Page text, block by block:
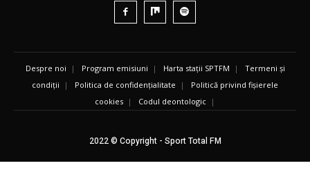
Despre noi | Program emisiuni | Harta stații SPTFM | Termeni și
condiții | Politica de confidențialitate | Politică privind fișierele
cookies | Codul deontologic |
2022 © Copyright - Sport Total FM